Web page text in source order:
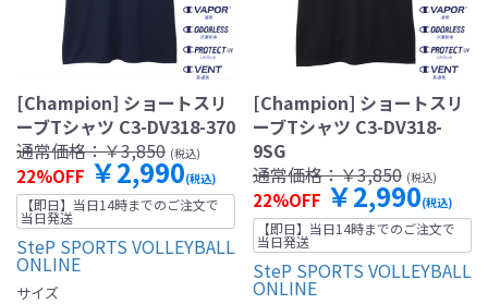
[Champion] ショートスリ
ーブTシャツ C3-DV318-370
通常価格：￥3,850 (税込)
22%OFF ￥2,990(税込)
【即日】当日14時までのご注文で
当日発送
SteP SPORTS VOLLEYBALL
ONLINE
サイズ
[Champion] ショートスリ
ーブTシャツ C3-DV318-
9SG
通常価格：￥3,850 (税込)
22%OFF ￥2,990(税込)
【即日】当日14時までのご注文で
当日発送
SteP SPORTS VOLLEYBALL
ONLINE